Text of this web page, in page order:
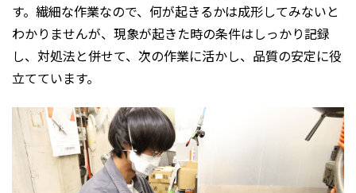
す。繊細な作業なので、何が起きるかは成形してみないと
わかりませんが、現象が起きた時の条件はしっかり記録
し、対処法と併せて、次の作業に活かし、品質の安定に役
立てています。